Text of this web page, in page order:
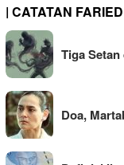
| CATATAN FARIED
Tiga
Doa,